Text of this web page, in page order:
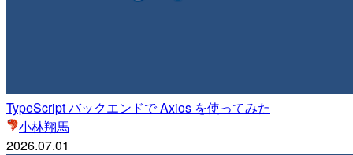
TypeScript バックエンドで Axios を使ってみた
小林翔馬
2026.07.01